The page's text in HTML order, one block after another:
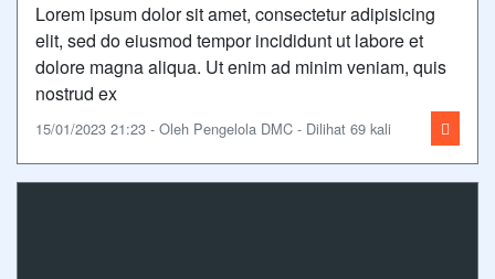
Lorem ipsum dolor sit amet, consectetur adipisicing
elit, sed do eiusmod tempor incididunt ut labore et
dolore magna aliqua. Ut enim ad minim veniam, quis
nostrud ex
15/01/2023 21:23 - Oleh Pengelola DMC - Dilihat 69 kali